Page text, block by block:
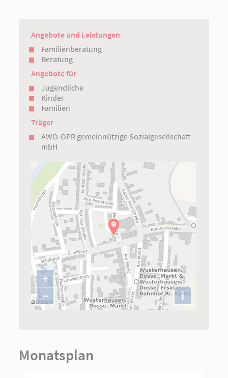
Angebote und Leistungen
Familienberatung
Beratung
Angebote für
Jugendliche
Kinder
Familien
Träger
AWO-OPR gemeinnützige Sozialgesellschaft
mbH
+
−
i
Monatsplan